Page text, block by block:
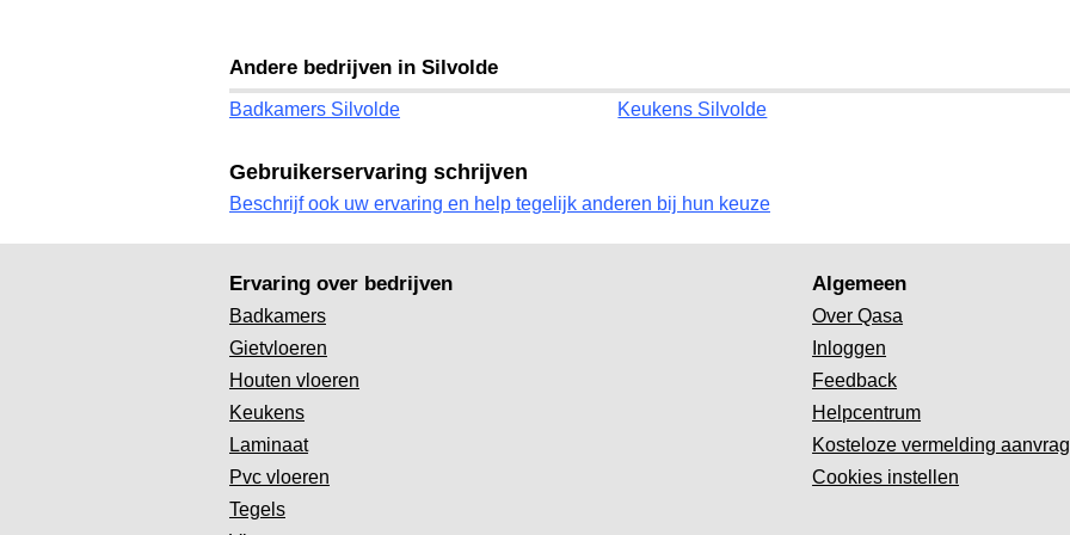
Andere bedrijven in Silvolde
Badkamers Silvolde Keukens Silvolde
Gebruikerservaring schrijven
Beschrijf ook uw ervaring en help tegelijk anderen bij hun keuze
Ervaring over bedrijven
Badkamers
Gietvloeren
Houten vloeren
Keukens
Laminaat
Pvc vloeren
Tegels
Algemeen
Over Qasa
Inloggen
Feedback
Helpcentrum
Kosteloze vermelding
Cookies instellen